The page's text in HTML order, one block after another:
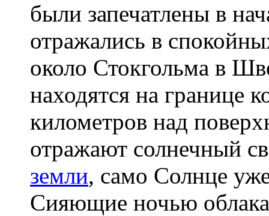
были запечатлены в
отражались в
около Стокгольма в
находятся на границе
километров над
отражают солнечный
земли, само Солнце
Сияющие ночью